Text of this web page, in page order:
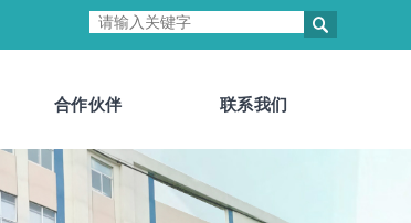

合作伙伴 联系我们